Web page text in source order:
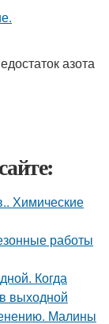
азота
Химические
работы
Когда
выходной
Малины